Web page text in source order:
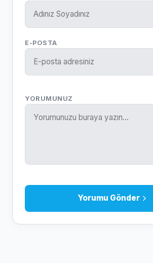
E-POSTA
YORUMUNUZ
Yorumu Gönder